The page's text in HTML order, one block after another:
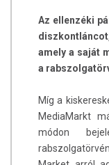
Az ellenzéki
amely a saját
a
Míg a
MediaMarkt
módon